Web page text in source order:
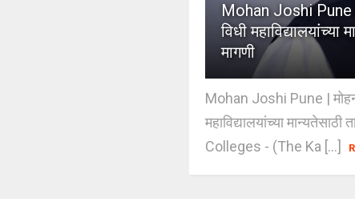
Mohan Joshi Pune |
विधी महाविद्यालयांच्या
मागणी
Mohan Joshi Pune | मोहन
महाविद्यालयांच्या
Colleges - (The Ka [...]